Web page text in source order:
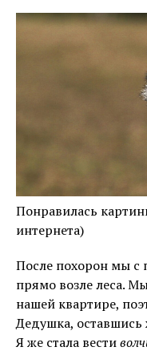
Понравилась
интернета)
После похорон мы с
прямо возле леса.
нашей квартире,
Дедушка, оставшись
Я же стала вести